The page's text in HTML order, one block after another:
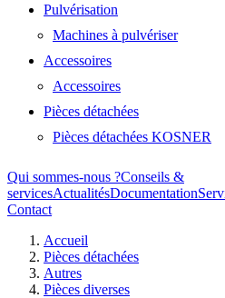
Pulvérisation
Machines à pulvériser
Accessoires
Accessoires
Pièces détachées
Pièces détachées KOSNER
Qui sommes-nous ?Conseils &
servicesActualitésDocumentation
Contact
Accueil
Pièces détachées
Autres
Pièces diverses